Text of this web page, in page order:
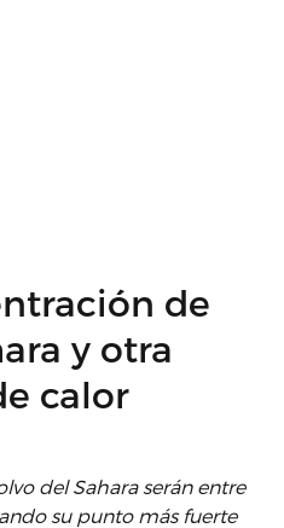
de
y otra
calor
del Sahara serán entre
su punto más fuerte